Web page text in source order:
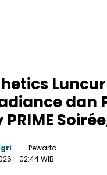
dan
- Pewarta
- 02:44 WIB